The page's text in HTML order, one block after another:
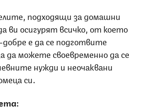
подходящи за домашни
ви осигурят всичко, от което
е да се подготвите
да можете своевременно да се
нужди и неочаквани
си.